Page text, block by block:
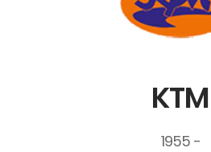
KTM
1955 -